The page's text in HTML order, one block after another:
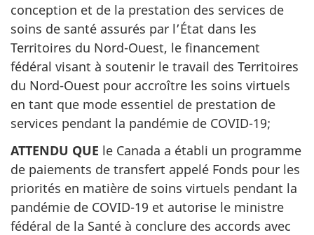
conception et de la prestation des services de
soins de santé assurés par l’État dans les
Territoires du Nord-Ouest, le financement
fédéral visant à soutenir le travail des Territoires
du Nord-Ouest pour accroître les soins virtuels
en tant que mode essentiel de prestation de
services pendant la pandémie de COVID-19;
ATTENDU QUE le Canada a établi un programme
de paiements de transfert appelé Fonds pour les
priorités en matière de soins virtuels pendant la
pandémie de COVID-19 et autorise le ministre
fédéral de la Santé à conclure des accords avec